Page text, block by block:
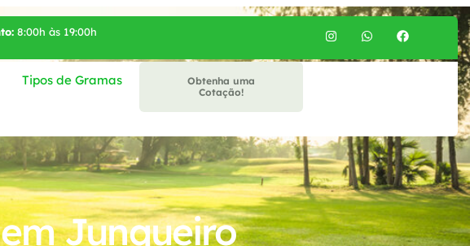
8:00h às 19:00h
Tipos de Gramas
Obtenha uma
Cotação!
Junqueiro